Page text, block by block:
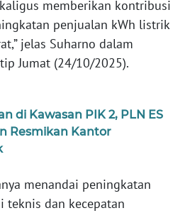
memberikan kontribusi
penjualan kWh listrik
jelas Suharno dalam
Jumat (24/10/2025).
di Kawasan PIK 2, PLN ES
Resmikan Kantor
menandai peningkatan
teknis dan kecepatan